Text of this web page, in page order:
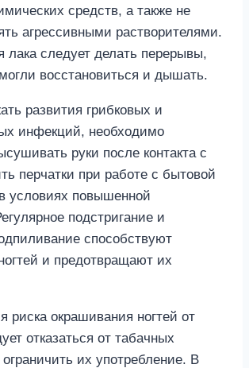
средств, а также не
агрессивными растворителями.
лака следует делать перерывы,
восстановиться и дышать.
развития грибковых и
инфекций, необходимо
руки после контакта с
перчатки при работе с бытовой
условиях повышенной
подстригание и
способствуют
и предотвращают их
риска окрашивания ногтей от
отказаться от табачных
их употребление. В